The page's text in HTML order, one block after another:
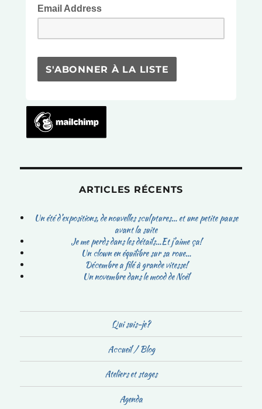
Email Address
ARTICLES RÉCENTS
Un été d’expositions, de nouvelles sculptures… et une petite pause
avant la suite
Je me perds dans les détails…Et j’aime ça!
Un clown en équilibre sur sa roue…
Décembre a filé à grande vitesse!
Un novembre dans le mood de Noël
Qui suis-je?
Accueil / Blog
Ateliers et stages
Agenda